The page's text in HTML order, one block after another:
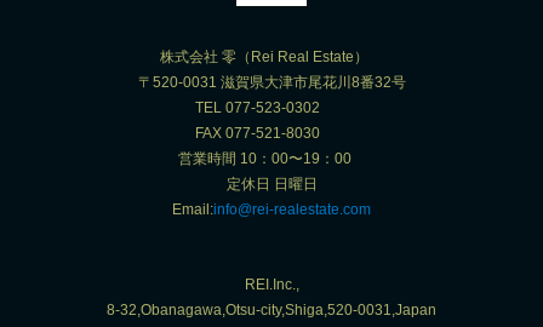
株式会社 零（Rei Real Estate）
〒520-0031 滋賀県大津市尾花川8番32号
TEL 077-523-0302
FAX 077-521-8030
営業時間 10：00〜19：00
定休日 日曜日
Email:info@rei-realestate.com
REI.Inc.,
8-32,Obanagawa,Otsu-city,Shiga,520-0031,Japan